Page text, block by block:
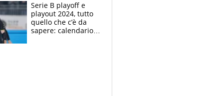
Serie B playoff e
playout 2024, tutto
quello che c’è da
sapere: calendario,